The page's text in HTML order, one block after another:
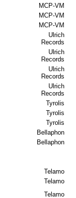
MCP-VM
MCP-VM
MCP-VM
Ulrich
Records
Ulrich
Records
Ulrich
Records
Ulrich
Records
Tyrolis
Tyrolis
Tyrolis
Bellaphon
Bellaphon
Telamo
Telamo
Telamo